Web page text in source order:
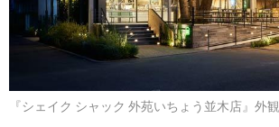
『シェイク シャック 外苑いちょう並木店』外観